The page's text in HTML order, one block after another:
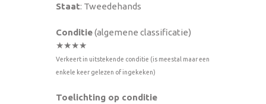
Staat: Tweedehands
Conditie(algemene classificatie)
★★★★
Verkeert in uitstekende conditie (is meestal maar een
enkele keer gelezen of ingekeken)
Toelichting op conditie